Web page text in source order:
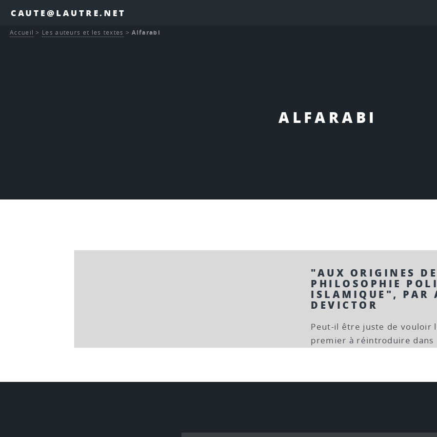
CAUTE@LAUTRE.NET
ALFARABI
Accueil > Les auteurs et les textes >Alfarabi
"AUX ORIGINES
PHILOSOPHIE
ISLAMIQUE", PAR
DEVICTOR
Peut-il être juste de vouloir
premier à réintroduire dans